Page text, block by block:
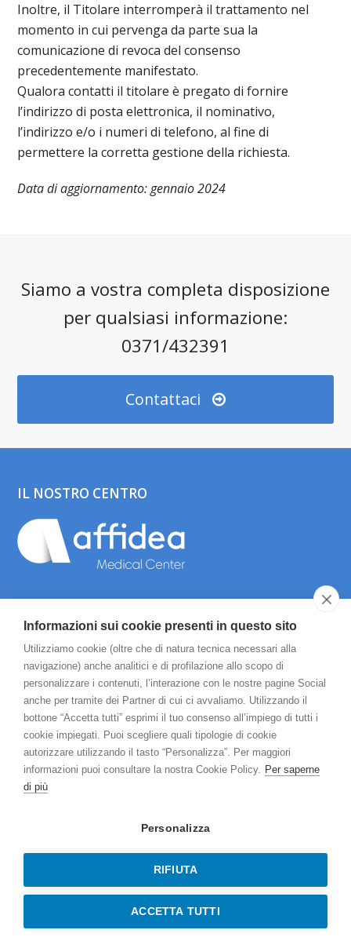
Inoltre, il Titolare interromperà il trattamento nel
momento in cui pervenga da parte sua la
comunicazione di revoca del consenso
precedentemente manifestato.
Qualora contatti il titolare è pregato di fornire
l’indirizzo di posta elettronica, il nominativo,
l’indirizzo e/o i numeri di telefono, al fine di
permettere la corretta gestione della richiesta.
Data di aggiornamento: gennaio 2024
Siamo a vostra completa disposizione
per qualsiasi informazione:
0371/432391
Contattaci
IL NOSTRO CENTRO
I NOSTRI RECAPITI
S.S. 9 Km 298,5
Circonvallazione Lodi Sud
26900 Lodi (LO)
0371/432391
info.mclodi@affidea.it
Dal Lunedì al Venerdì
Orario continuato dalle 8.00 alle 19.30
Sabato
Informazioni sui cookie presenti in questo sito
Utilizziamo cookie (oltre che di natura tecnica necessari alla
navigazione) anche analitici e di profilazione allo scopo di
personalizzare i contenuti, l’interazione con le nostre pagine Social
anche per tramite dei Partner di cui ci avvaliamo. Utilizzando il
bottone “Accetta tutti” esprimi il tuo consenso all’impiego di tutti i
cookie impiegati. Puoi scegliere quali tipologie di cookie
autorizzare utilizzando il tasto “Personalizza”. Per maggiori
informazioni puoi consultare la nostra Cookie Policy. Per saperne
di più
Personalizza
RIFIUTA
ACCETTA TUTTI